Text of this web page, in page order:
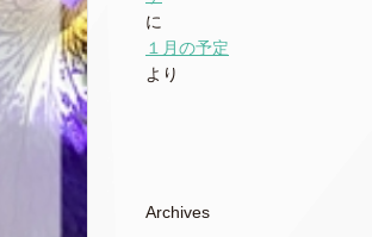
に
１月の予定
より
Archives